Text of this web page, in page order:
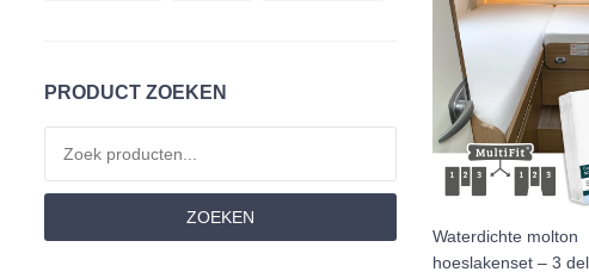
Waterdichte molton
hoeslakenset – 3
PRODUCT ZOEKEN
ZOEKEN